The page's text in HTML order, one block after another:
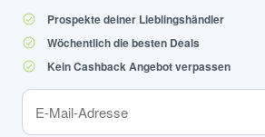
Prospekte deiner Lieblingshändler
Wöchentlich die besten Deals
Kein Cashback Angebot verpassen